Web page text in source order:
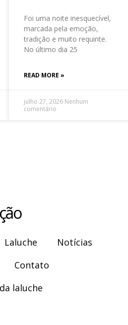
Foi uma noite inesquecível,
marcada pela emoção,
tradição e muito requinte.
No último dia 25
READ MORE »
julho 27, 2026 Nenhum
comentário
Laluche
Notícias
Contato
laluche